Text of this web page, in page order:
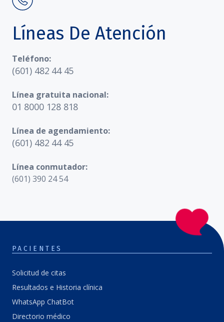
Líneas De Atención
Teléfono:
(601) 482 44 45
Línea gratuita nacional:
01 8000 128 818
Línea de agendamiento:
(601) 482 44 45
Línea conmutador:
(601) 390 24 54
PACIENTES
Solicitud de citas
Resultados e Historia clínica
WhatsApp ChatBot
Directorio médico